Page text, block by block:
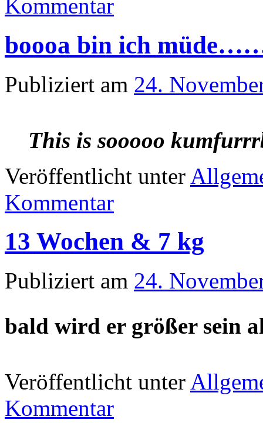
Kommentar
boooa bin ich
Publiziert am 24.
This is sooooo
Veröffentlicht unter
Kommentar
13 Wochen & 7 kg
Publiziert am 24.
bald wird er größer sein
Veröffentlicht unter
Kommentar